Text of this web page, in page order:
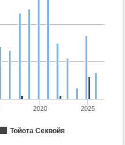
Тойота Секвойя
2020 2025